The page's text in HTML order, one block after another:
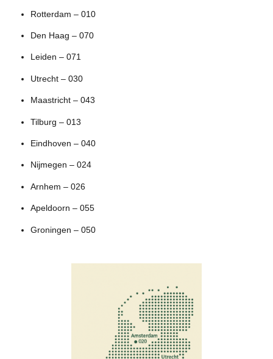
Rotterdam – 010
Den Haag – 070
Leiden – 071
Utrecht – 030
Maastricht – 043
Tilburg – 013
Eindhoven – 040
Nijmegen – 024
Arnhem – 026
Apeldoorn – 055
Groningen – 050